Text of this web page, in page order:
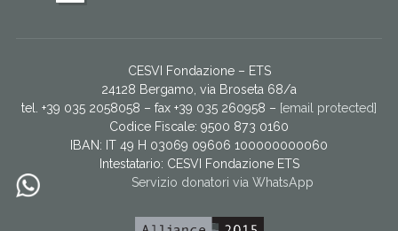
CESVI Fondazione – ETS
24128 Bergamo, via Broseta 68/a
tel. +39 035 2058058 – fax +39 035 260958 – [email protected]
Codice Fiscale: 9500 873 0160
IBAN: IT 49 H 03069 09606 100000000060
Intestatario: CESVI Fondazione ETS
Servizio donatori via WhatsApp